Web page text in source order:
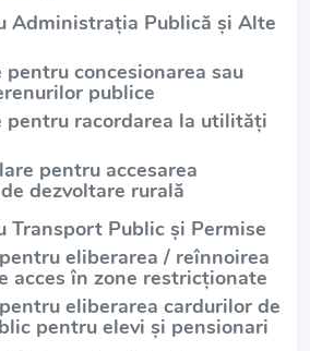
Administrația Publică și Alte
pentru concesionarea sau
publice
pentru racordarea la utilități
pentru accesarea
dezvoltare rurală
Transport Public și Permise
eliberarea / reînnoirea
acces în zone restricționate
eliberarea cardurilor de
pentru elevi și pensionari